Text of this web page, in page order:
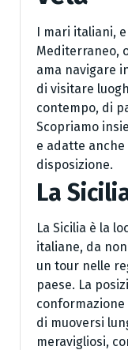
I mari italiani,
Mediterraneo,
ama navigare
di visitare
contempo, di
Scopriamo
e adatte
disposizione.
La
La Sicilia è la
italiane, da
un tour nelle
paese. La
conformazione
di muoversi
meravigliosi,